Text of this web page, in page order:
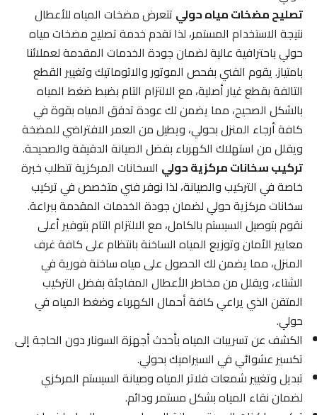
تصليح مضخات مياه حوليتتعرض مضخات المياه للأعطال
نتيجة الاستخدام المستمر، لذا نقدم خدمة تصليح مضخات مياه
حولي باحترافية عالية لضمان جودة الخدمات المقدمة لعملائنا
بامتياز. يقوم الفني بفحص الموتور والاتوماتيك وتغيير القطع
التالفة بقطع غيار أصلية، مع الالتزام التام بضبط ضغط المياه
بالشكل الصحيح، مما يضمن لك عودة تدفق المياه بقوة في
كافة أرجاء المنزل بحولي، ويطيل من العمر الافتراضي للمضخة
ويقلل من استهلاك الكهرباء بفضل الصيانة الدقيقة والصحيحة.
تركيب سخانات مركزية حوليالسخانات المركزية تتطلب خبرة
خاصة في التركيب والصيانة، لذا نوفر فني متخصص في تركيب
سخانات مركزية حولي لضمان جودة الخدمات المقدمة ببراعة.
نقوم بتوصيل السيستم بالكامل، مع الالتزام التام بتوفير أعلى
معايير الأمان وتوزيع المياه الساخنة بانتظام على كافة غرف
المنزل، مما يضمن لك الحصول على مياه ساخنة فورية في
الشتاء، ويقلل من مخاطر الأعطال المفاجئة بفضل التركيب
المتقن الذي يراعي كافة أحمال الكهرباء وضغط المياه في
حولي.
الكشف عن تسريبات المياه بأحدث أجهزة السونار دون الحاجة إلى
تكسير عشوائي في السيراميك بحولي.
تبديل وتغيير شمعات فلاتر المياه وصيانة السيستم المركزي
لضمان نقاء المياه بشكل مستمر ودائم.